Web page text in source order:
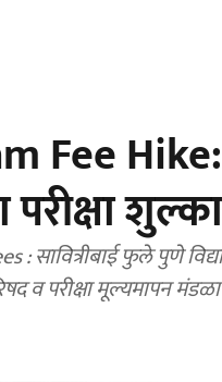
Hike:
परीक्षा
निर्णय
व परीक्षा मूल्यमापन